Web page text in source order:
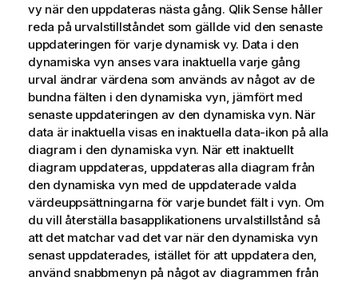
vy när den uppdateras nästa gång. Qlik Sense håller
reda på urvalstillståndet som gällde vid den senaste
uppdateringen för varje dynamisk vy. Data i den
dynamiska vyn anses vara inaktuella varje gång
urval ändrar värdena som används av något av de
bundna fälten i den dynamiska vyn, jämfört med
senaste uppdateringen av den dynamiska vyn. När
data är inaktuella visas en inaktuella data-ikon på alla
diagram i den dynamiska vyn. När ett inaktuellt
diagram uppdateras, uppdateras alla diagram från
den dynamiska vyn med de uppdaterade valda
värdeuppsättningarna för varje bundet fält i vyn. Om
du vill återställa basapplikationens urvalstillstånd så
att det matchar vad det var när den dynamiska vyn
senast uppdaterades, istället för att uppdatera den,
använd snabbmenyn på något av diagrammen från